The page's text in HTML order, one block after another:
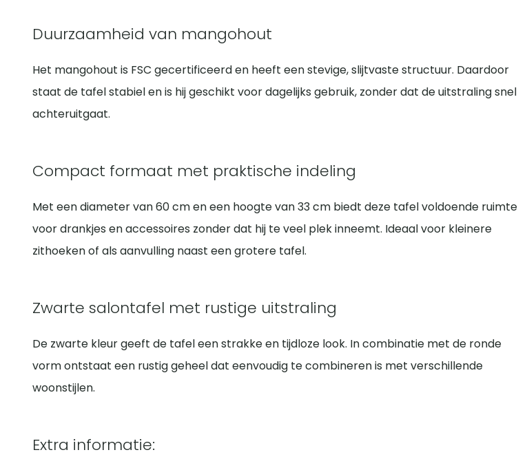
Duurzaamheid van mangohout
Het mangohout is FSC gecertificeerd en heeft een stevige, slijtvaste structuur. Daardoor
staat de tafel stabiel en is hij geschikt voor dagelijks gebruik, zonder dat de uitstraling snel
achteruitgaat.
Compact formaat met praktische indeling
Met een diameter van 60 cm en een hoogte van 33 cm biedt deze tafel voldoende ruimte
voor drankjes en accessoires zonder dat hij te veel plek inneemt. Ideaal voor kleinere
zithoeken of als aanvulling naast een grotere tafel.
Zwarte salontafel met rustige uitstraling
De zwarte kleur geeft de tafel een strakke en tijdloze look. In combinatie met de ronde
vorm ontstaat een rustig geheel dat eenvoudig te combineren is met verschillende
woonstijlen.
Extra informatie: